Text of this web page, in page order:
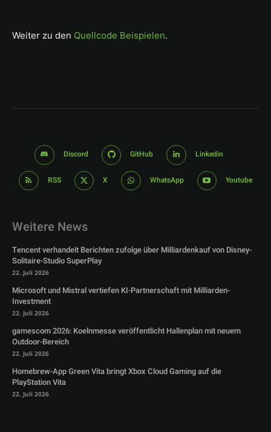
Weiter zu den Quellcode Beispielen.
Discord GitHub Linkedin
RSS X WhatsApp Youtube
Weitere News
Tencent verhandelt Berichten zufolge über Milliardenkauf von Disney-
Solitaire-Studio SuperPlay
22. Juli 2026
Microsoft und Mistral vertiefen KI-Partnerschaft mit Milliarden-
Investment
22. Juli 2026
gamescom 2026: Koelnmesse veröffentlicht Hallenplan mit neuem
Outdoor-Bereich
22. Juli 2026
Homebrew-App Green Vita bringt Xbox Cloud Gaming auf die
PlayStation Vita
22. Juli 2026